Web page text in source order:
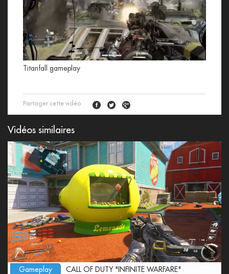
Titanfall gameplay
Partager cette vidéo
Vidéos similaires
Gameplay
CALL OF DUTY "INFINITE WARFARE"